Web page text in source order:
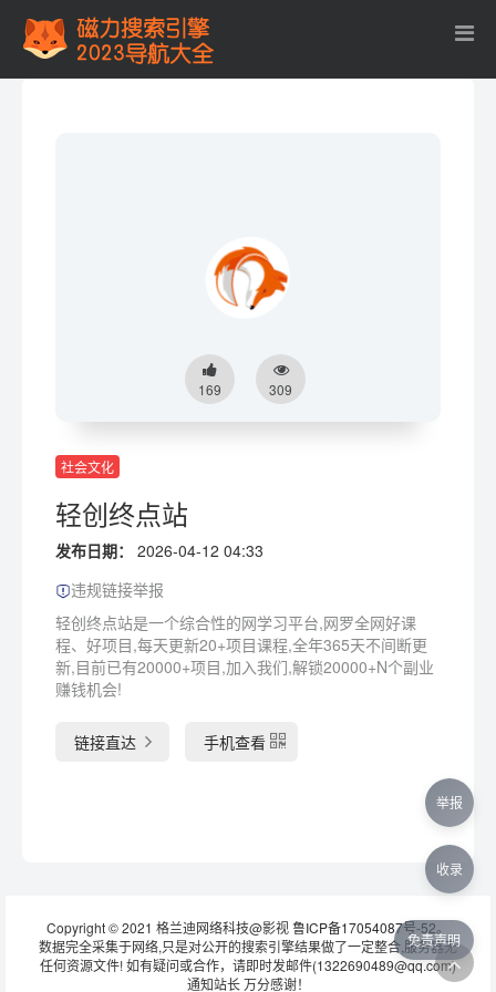
169 309
社会文化
轻创终点站
发布日期：
2026-04-12 04:33
违规链接举报
轻创终点站是一个综合性的网学习平台,网罗全网好课
程、好项目,每天更新20+项目课程,全年365天不间断更
新,目前已有20000+项目,加入我们,解锁20000+N个副业
赚钱机会!
链接直达 手机查看
Copyright © 2021 格兰迪网络科技@影视鲁ICP备17054087号-52。
数据完全采集于网络,只是对公开的搜索引擎结果做了一定整合,服务器无
任何资源文件! 如有疑问或合作，请即时发邮件(1322690489@qq.com)
通知站长 万分感谢！
免责声明
举报
收录